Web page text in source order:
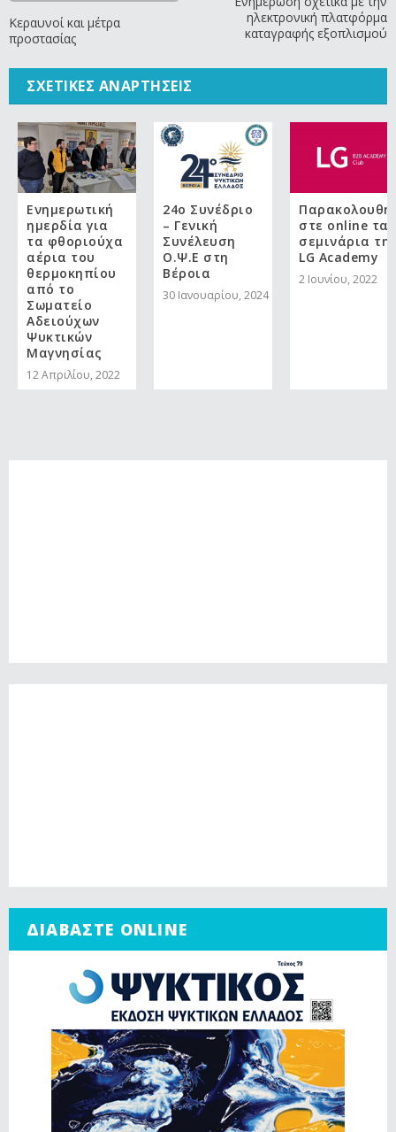
Κεραυνοί και μέτρα
προστασίας
ηλεκτρονική πλατφόρμα
καταγραφής εξοπλισμού
ΣΧΕΤΙΚΈΣ ΑΝΑΡΤΉΣΕΙΣ
Ενημερωτική
ημερδία για
τα φθοριούχα
αέρια του
θερμοκηπίου
από το
Σωματείο
Αδειούχων
Ψυκτικών
Μαγνησίας
12 Απριλίου, 2022
24ο Συνέδριο
– Γενική
Συνέλευση
Ο.Ψ.Ε στη
Βέροια
30 Ιανουαρίου, 2024
Παρακολουθή
στε online τα
σεμινάρια
LG Academy
2 Ιουνίου, 2022
ΔΙΑΒΑΣΤΕ ONLINE